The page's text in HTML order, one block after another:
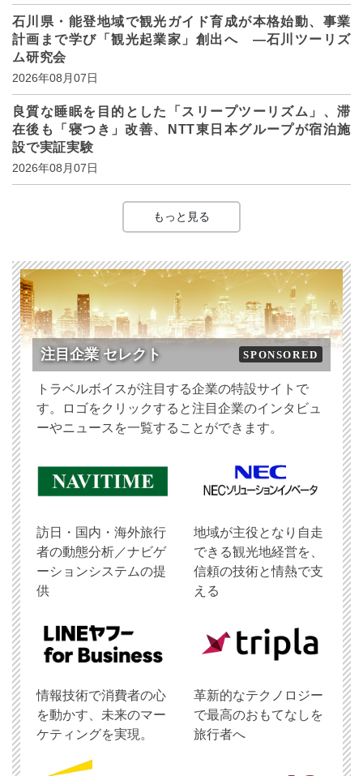
石川県・能登地域で観光ガイド育成が本格始動、事業
計画まで学び「観光起業家」創出へ ―石川ツーリズ
ム研究会
2026年08月07日
良質な睡眠を目的とした「スリープツーリズム」、滞
在後も「寝つき」改善、NTT東日本グループが宿泊施
設で実証実験
2026年08月07日
もっと見る
注目企業 セレクト SPONSORED
トラベルボイスが注目する企業の特設サイトで
す。ロゴをクリックすると注目企業のインタビュ
ーやニュースを一覧することができます。
訪日・国内・海外旅行
者の動態分析／ナビゲ
ーションシステムの提
供
地域が主役となり自走
できる観光地経営を、
信頼の技術と情熱で支
える
情報技術で消費者の心
を動かす、未来のマー
ケティングを実現。
革新的なテクノロジー
で最高のおもてなしを
旅行者へ